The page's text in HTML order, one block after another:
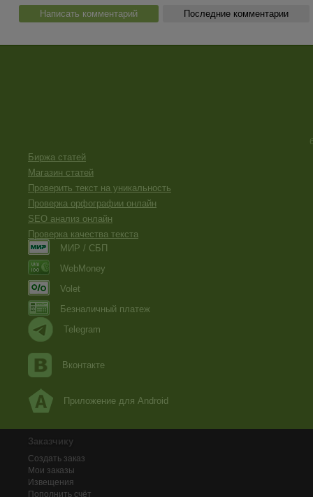
Написать комментарий Последние комментарии
Биржа статей
Магазин статей
Проверить текст на уникальность
Проверка орфографии онлайн
SEO анализ онлайн
Проверка качества текста
МИР / СБП
WebMoney
Volet
Безналичный платеж
Telegram
Вконтакте
Приложение для Android
Заказчику
Создать заказ
Мои заказы
Извещения
Пополнить счёт